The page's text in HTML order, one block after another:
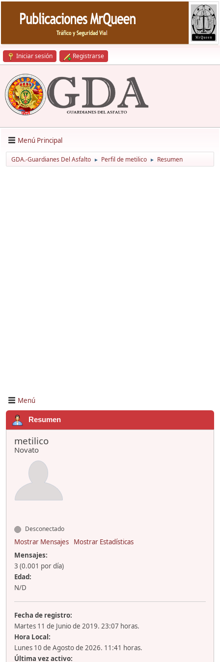
Iniciar sesión Registrarse
Menú Principal
GDA.-Guardianes Del Asfalto ► Perfil de metilico ► Resumen
Menú
Resumen
metilico
Novato
Desconectado
Mostrar Mensajes
Mostrar Estadísticas
Mensajes:
3 (0.001 por día)
Edad:
N/D
Fecha de registro:
Martes 11 de Junio de 2019. 23:07 horas.
Hora Local:
Lunes 10 de Agosto de 2026. 11:41 horas.
Última vez activo: